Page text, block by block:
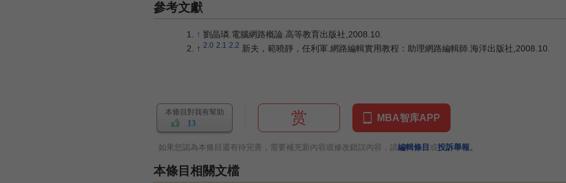
參考文獻
↑ 劉晶璘.電腦網路概論.高等教育出版社,2008.10.
↑ 2.0 2.1 2.2 新夫，範曉靜，任利軍.網路編輯實用教程：助理網路編輯師.海洋出版社,2008.10.
本條目對我有幫助
13 赏 MBA智库APP
如果您認為本條目還有待完善，需要補充新內容或修改錯誤內容，請編輯條目 或投訴舉報 。
本條目相關文檔